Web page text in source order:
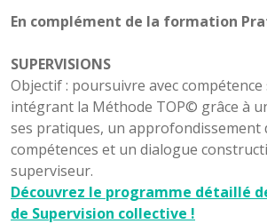
En complément de la formation
SUPERVISIONS
Objectif : poursuivre avec compétence
intégrant la Méthode TOP© grâce à
ses pratiques, un approfondissement
compétences et un dialogue
superviseur.
Découvrez le programme détaillé
de Supervision collective !